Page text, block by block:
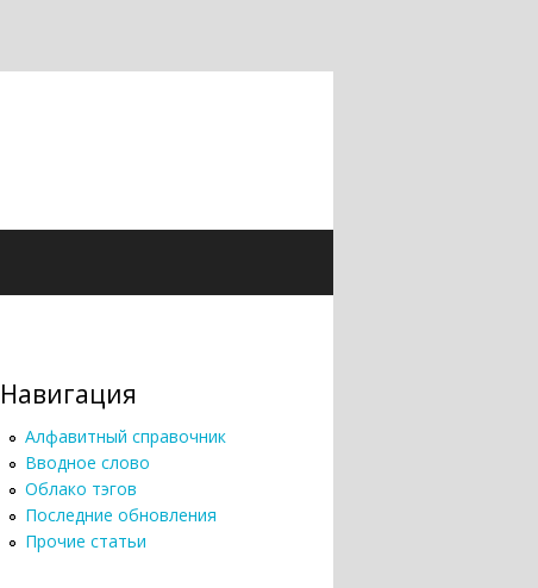
Навигация
Алфавитный справочник
Вводное слово
Облако тэгов
Последние обновления
Прочие статьи